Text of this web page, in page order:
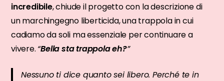
incredibile, chiude il progetto con la descrizione di
un marchingegno liberticida, una trappola in cui
cadiamo da soli ma essenziale per continuare a
vivere. “Bella sta trappola eh?”
Nessuno ti dice quanto sei libero. Perché te in